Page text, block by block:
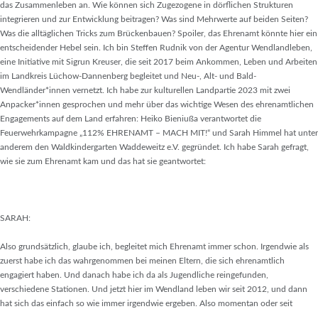
das Zusammenleben an. Wie können sich Zugezogene in dörflichen Strukturen
integrieren und zur Entwicklung beitragen? Was sind Mehrwerte auf beiden Seiten?
Was die alltäglichen Tricks zum Brückenbauen? Spoiler, das Ehrenamt könnte hier ein
entscheidender Hebel sein. Ich bin Steffen Rudnik von der Agentur Wendlandleben,
eine Initiative mit Sigrun Kreuser, die seit 2017 beim Ankommen, Leben und Arbeiten
im Landkreis Lüchow-Dannenberg begleitet und Neu-, Alt- und Bald-
Wendländer*innen vernetzt. Ich habe zur kulturellen Landpartie 2023 mit zwei
Anpacker*innen gesprochen und mehr über das wichtige Wesen des ehrenamtlichen
Engagements auf dem Land erfahren: Heiko Bieniußa verantwortet die
Feuerwehrkampagne „112% EHRENAMT – MACH MIT!“ und Sarah Himmel hat unter
anderem den Waldkindergarten Waddeweitz e.V. gegründet. Ich habe Sarah gefragt,
wie sie zum Ehrenamt kam und das hat sie geantwortet:
SARAH:
Also grundsätzlich, glaube ich, begleitet mich Ehrenamt immer schon. Irgendwie als
zuerst habe ich das wahrgenommen bei meinen Eltern, die sich ehrenamtlich
engagiert haben. Und danach habe ich da als Jugendliche reingefunden,
verschiedene Stationen. Und jetzt hier im Wendland leben wir seit 2012, und dann
hat sich das einfach so wie immer irgendwie ergeben. Also momentan oder seit